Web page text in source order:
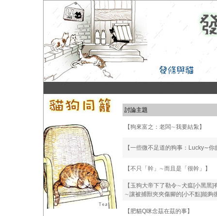
討論主題
【狗來富之：老闆∼我要結紮】
【一些微不足道的狗事：Lucky∼你
【不只「幹」∼而且是「很幹」】
【玉狗大帝下了勒令∼犬瘟[小黑黑]
∼讓被捕獸夾夾傷腳的[小不點]能夠
【肥貓Q咪念茲在茲的事】